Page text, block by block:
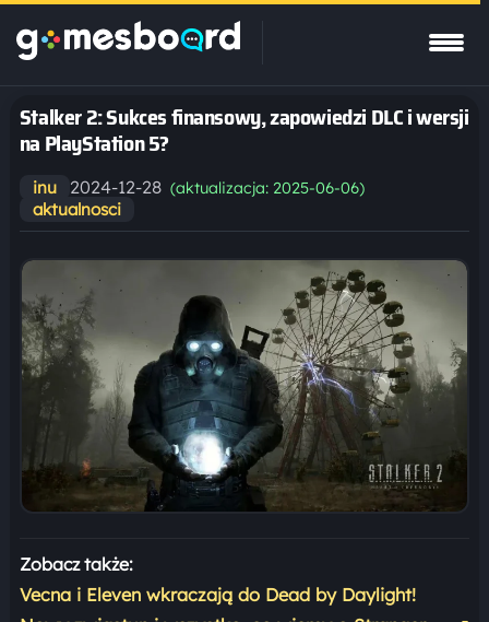
Stalker 2: Sukces finansowy, zapowiedzi DLC i wersji
na PlayStation 5?
inu 2024-12-28 (aktualizacja: 2025-06-06)
aktualnosci
Zobacz także:
Vecna i Eleven wkraczają do Dead by Daylight!